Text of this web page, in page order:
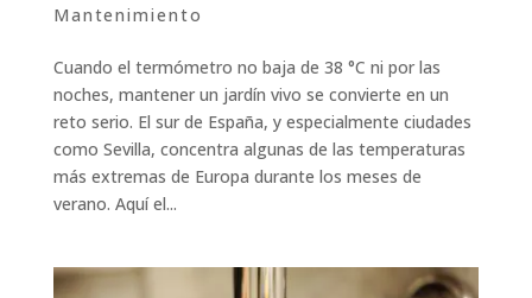
Mantenimiento
Cuando el termómetro no baja de 38 °C ni por las
noches, mantener un jardín vivo se convierte en un
reto serio. El sur de España, y especialmente ciudades
como Sevilla, concentra algunas de las temperaturas
más extremas de Europa durante los meses de
verano. Aquí el...